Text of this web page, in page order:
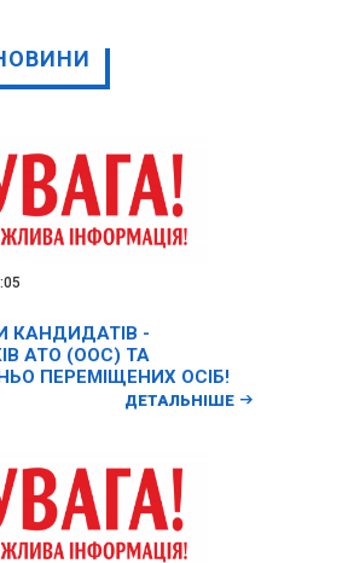
КАНДИДАТІВ -
АТО (ООС) ТА
ПЕРЕМІЩЕНИХ ОСІБ!
ДЕТАЛЬНІШЕ